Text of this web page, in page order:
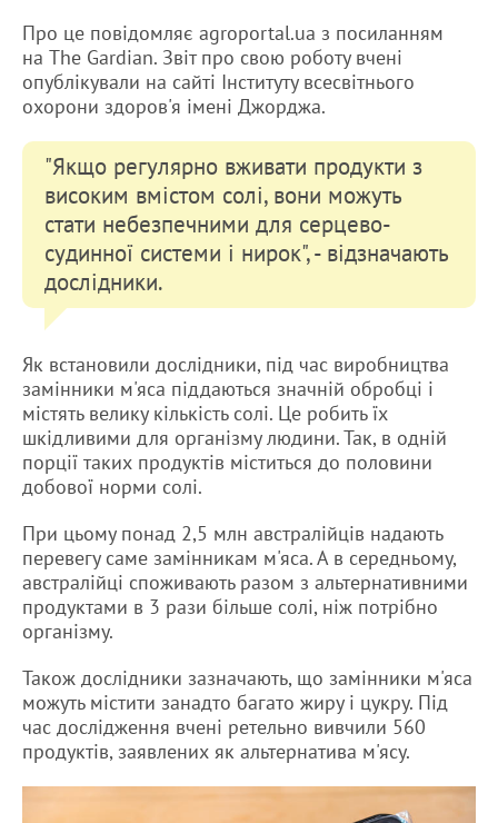
Про це повідомляє agroportal.ua з посиланням
на The Gardian. Звіт про свою роботу вчені
опублікували на сайті Інституту всесвітнього
охорони здоров'я імені Джорджа.
"Якщо регулярно вживати продукти з
високим вмістом солі, вони можуть
стати небезпечними для серцево-
судинної системи і нирок", - відзначають
дослідники.
Як встановили дослідники, під час виробництва
замінники м'яса піддаються значній обробці і
містять велику кількість солі. Це робить їх
шкідливими для організму людини. Так, в одній
порції таких продуктів міститься до половини
добової норми солі.
При цьому понад 2,5 млн австралійців надають
перевегу саме замінникам м'яса. А в середньому,
австралійці споживають разом з альтернативними
продуктами в 3 рази більше солі, ніж потрібно
організму.
Також дослідники зазначають, що замінники м'яса
можуть містити занадто багато жиру і цукру. Під
час дослідження вчені ретельно вивчили 560
продуктів, заявлених як альтернатива м'ясу.